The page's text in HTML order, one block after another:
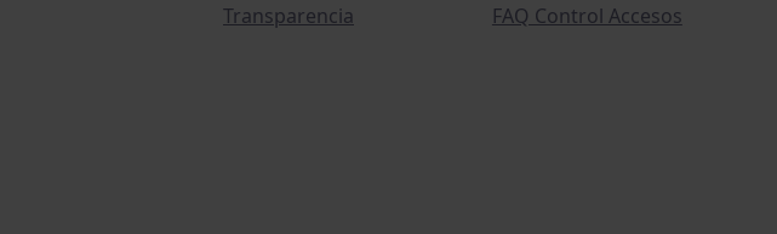
Transparencia
FAQ Control Accesos